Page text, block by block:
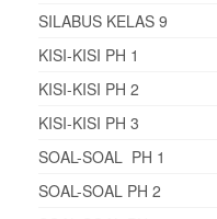
SILABUS KELAS 9
KISI-KISI PH 1
KISI-KISI PH 2
KISI-KISI PH 3
SOAL-SOAL PH 1
SOAL-SOAL PH 2